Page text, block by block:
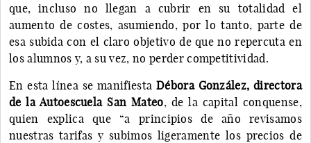
que, incluso no llegan a cubrir en su totalidad el
aumento de costes, asumiendo, por lo tanto, parte de
esa subida con el claro objetivo de que no repercuta en
los alumnos y, a su vez, no perder competitividad.
En esta línea se manifiesta Débora González, directora
de la Autoescuela San Mateo, de la capital conquense,
quien explica que “a principios de año revisamos
nuestras tarifas y subimos ligeramente los precios de